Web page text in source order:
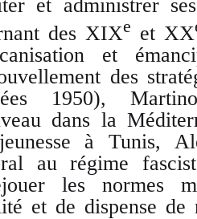
et administrer
des XIXe et XX
et
des
1950),
dans la
à Tunis,
au régime
les normes
et de dispense de